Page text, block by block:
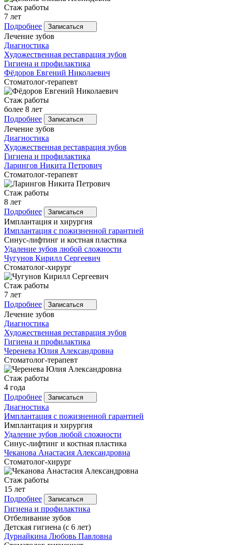
Стаж работы
7 лет
Подробнее
Записаться
Лечение зубов
Диагностика
Художественная реставрация зубов
Гигиена и профилактика
Фёдоров Евгений Николаевич
Стоматолог-терапевт
Стаж работы
более 8 лет
Подробнее
Записаться
Лечение зубов
Диагностика
Художественная реставрация зубов
Гигиена и профилактика
Ларингов Никита Петрович
Стоматолог-терапевт
Стаж работы
8 лет
Подробнее
Записаться
Имплантация и хирургия
Имплантация с пожизненной гарантией
Синус-лифтинг и костная пластика
Удаление зубов любой сложности
Чугунов Кирилл Сергеевич
Стоматолог-хирург
Стаж работы
7 лет
Подробнее
Записаться
Лечение зубов
Диагностика
Художественная реставрация зубов
Гигиена и профилактика
Черенева Юлия Александровна
Стоматолог-терапевт
Стаж работы
4 года
Подробнее
Записаться
Диагностика
Имплантация с пожизненной гарантией
Имплантация и хирургия
Удаление зубов любой сложности
Синус-лифтинг и костная пластика
Чеканова Анастасия Александровна
Стоматолог-хирург
Стаж работы
15 лет
Подробнее
Записаться
Гигиена и профилактика
Отбеливание зубов
Детская гигиена (с 6 лет)
Дурнайкина Любовь Павловна